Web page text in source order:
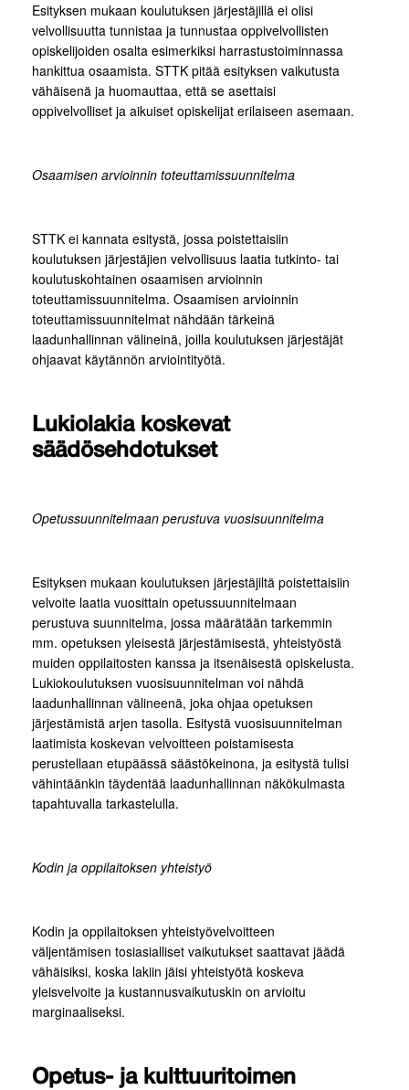
Esityksen mukaan koulutuksen järjestäjillä ei olisi
velvollisuutta tunnistaa ja tunnustaa oppivelvollisten
opiskelijoiden osalta esimerkiksi harrastustoiminnassa
hankittua osaamista. STTK pitää esityksen vaikutusta
vähäisenä ja huomauttaa, että se asettaisi
oppivelvolliset ja aikuiset opiskelijat erilaiseen asemaan.
Osaamisen arvioinnin toteuttamissuunnitelma
STTK ei kannata esitystä, jossa poistettaisiin
koulutuksen järjestäjien velvollisuus laatia tutkinto- tai
koulutuskohtainen osaamisen arvioinnin
toteuttamissuunnitelma. Osaamisen arvioinnin
toteuttamissuunnitelmat nähdään tärkeinä
laadunhallinnan välineinä, joilla koulutuksen järjestäjät
ohjaavat käytännön arviointityötä.
Lukiolakia koskevat
säädösehdotukset
Opetussuunnitelmaan perustuva vuosisuunnitelma
Esityksen mukaan koulutuksen järjestäjiltä poistettaisiin
velvoite laatia vuosittain opetussuunnitelmaan
perustuva suunnitelma, jossa määrätään tarkemmin
mm. opetuksen yleisestä järjestämisestä, yhteistyöstä
muiden oppilaitosten kanssa ja itsenäisestä opiskelusta.
Lukiokoulutuksen vuosisuunnitelman voi nähdä
laadunhallinnan välineenä, joka ohjaa opetuksen
järjestämistä arjen tasolla. Esitystä vuosisuunnitelman
laatimista koskevan velvoitteen poistamisesta
perustellaan etupäässä säästökeinona, ja esitystä tulisi
vähintäänkin täydentää laadunhallinnan näkökulmasta
tapahtuvalla tarkastelulla.
Kodin ja oppilaitoksen yhteistyö
Kodin ja oppilaitoksen yhteistyövelvoitteen
väljentämisen tosiasialliset vaikutukset saattavat jäädä
vähäisiksi, koska lakiin jäisi yhteistyötä koskeva
yleisvelvoite ja kustannusvaikutuskin on arvioitu
marginaaliseksi.
Opetus- ja kulttuuritoimen